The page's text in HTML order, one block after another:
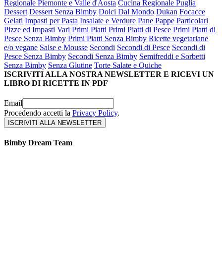
Regionale Piemonte e Valle d'Aosta Cucina Regionale Puglia
Dessert Dessert Senza Bimby Dolci Dal Mondo Dukan Focacce
Gelati Impasti per Pasta Insalate e Verdure Pane Pappe Particolari
Pizze ed Impasti Vari Primi Piatti Primi Piatti di Pesce Primi Piatti di
Pesce Senza Bimby Primi Piatti Senza Bimby Ricette vegetariane
e/o vegane Salse e Mousse Secondi Secondi di Pesce Secondi di
Pesce Senza Bimby Secondi Senza Bimby Semifreddi e Sorbetti
Senza Bimby Senza Glutine Torte Salate e Quiche
ISCRIVITI ALLA NOSTRA NEWSLETTER E RICEVI UN
LIBRO DI RICETTE IN PDF
Email
Procedendo accetti la Privacy Policy.
Bimby Dream Team